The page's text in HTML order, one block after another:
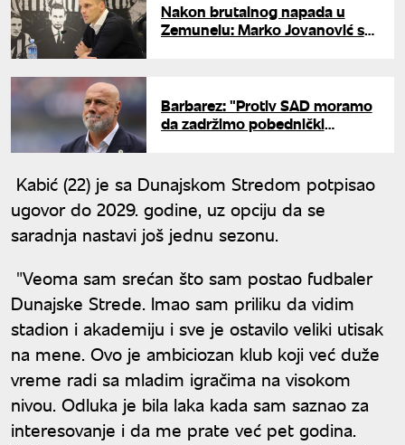
Nakon brutalnog napada u
Zemunelu: Marko Jovanović se
Barbarez: "Protiv SAD moramo
da zadržimo pobednički
Kabić (22) je sa Dunajskom Stredom potpisao
ugovor do 2029. godine, uz opciju da se
saradnja nastavi još jednu sezonu.
"Veoma sam srećan što sam postao fudbaler
Dunajske Strede. Imao sam priliku da vidim
stadion i akademiju i sve je ostavilo veliki utisak
na mene. Ovo je ambiciozan klub koji već duže
vreme radi sa mladim igračima na visokom
nivou. Odluka je bila laka kada sam saznao za
interesovanje i da me prate već pet godina.